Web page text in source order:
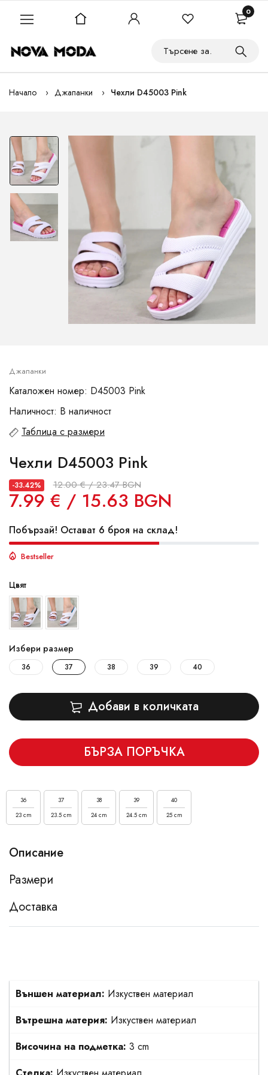
Начало Джапанки Чехли D45003 Pink
Джапанки
Каталожен номер: D45003 Pink
Наличност: В наличност
Таблица с размери
Чехли D45003 Pink
-33.42% 12.00 € / 23.47 BGN
7.99 € / 15.63 BGN
Побързай! Остават 6 броя на склад!
Bestseller
Цвят
Избери размер
36 37 38 39 40
Добави в количката
БЪРЗА ПОРЪЧКА
36
23 cm
37
23.5 cm
38
24 cm
39
24.5 cm
40
25 cm
Описание
Размери
Доставка
Външен материал: Изкуствен материал
Вътрешна материя: Изкуствен материал
Височина на подметка: 3 cm
0